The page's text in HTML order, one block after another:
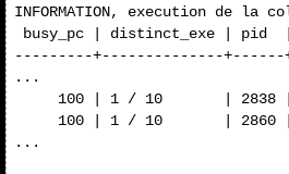
INFORMATION, execution de
busy_pc | distinct_exe | pid
---------+--------------
...
100 | 1 / 10       | 2838
100 | 1 / 10       | 2860
...